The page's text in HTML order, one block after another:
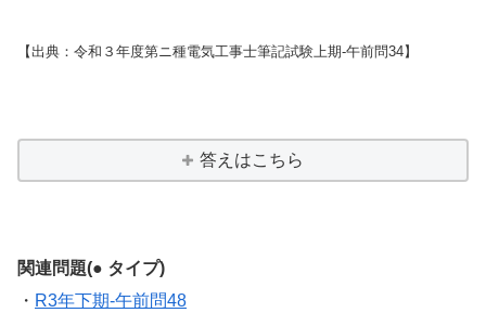
【出典：令和３年度第ニ種電気工事士筆記試験上期-午前問34】
答えはこちら
関連問題(● タイプ)
・ R3年下期-午前問48